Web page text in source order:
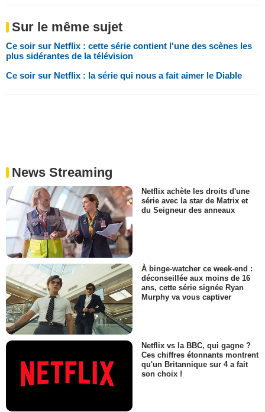
Sur le même sujet
Ce soir sur Netflix : cette série contient l'une des scènes les
plus sidérantes de la télévision
Ce soir sur Netflix : la série qui nous a fait aimer le Diable
News Streaming
Netflix achète les droits d'une
série avec la star de Matrix et
du Seigneur des anneaux
À binge-watcher ce week-end :
déconseillée aux moins de 16
ans, cette série signée Ryan
Murphy va vous captiver
Netflix vs la BBC, qui gagne ?
Ces chiffres étonnants montrent
qu'un Britannique sur 4 a fait
son choix !